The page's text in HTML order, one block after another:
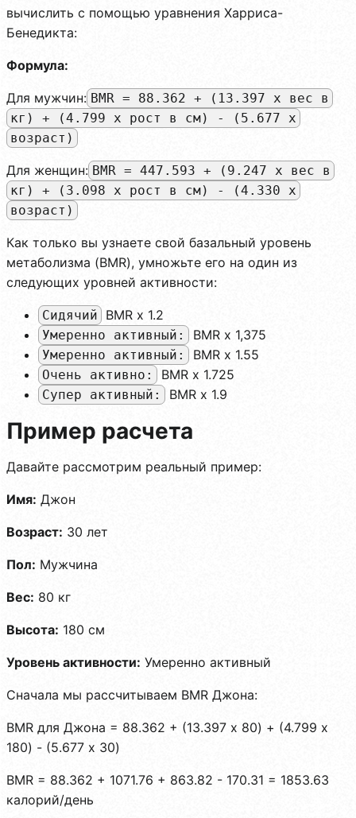
вычислить с помощью уравнения Харриса-
Бенедикта:
Формула:
Для мужчин: BMR = 88.362 + (13.397 x вес в
кг) + (4.799 x рост в см) - (5.677 x
возраст)
Для женщин: BMR = 447.593 + (9.247 x вес в
кг) + (3.098 x рост в см) - (4.330 x
возраст)
Как только вы узнаете свой базальный уровень
метаболизма (BMR), умножьте его на один из
следующих уровней активности:
Сидячий BMR x 1.2
Умеренно активный: BMR x 1,375
Умеренно активный: BMR x 1.55
Очень активно: BMR x 1.725
Супер активный: BMR x 1.9
Пример расчета
Давайте рассмотрим реальный пример:
Имя: Джон
Возраст: 30 лет
Пол: Мужчина
Вес: 80 кг
Высота: 180 см
Уровень активности: Умеренно активный
Сначала мы рассчитываем BMR Джона:
BMR для Джона = 88.362 + (13.397 x 80) + (4.799 x
180) - (5.677 x 30)
BMR = 88.362 + 1071.76 + 863.82 - 170.31 = 1853.63
калорий/день